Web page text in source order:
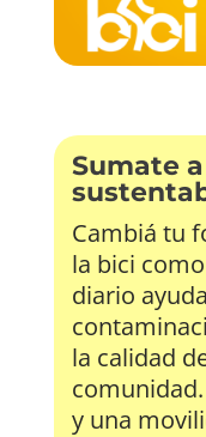
Sumate
Cambiá tu
la bici
diario
la calidad
y una